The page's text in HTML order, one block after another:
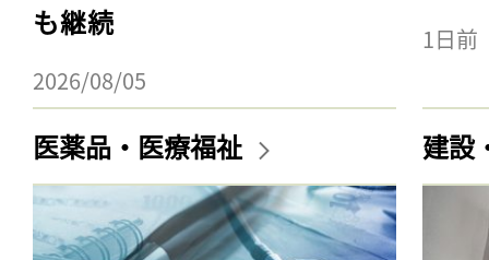
も継続
2026/08/05
1日前
医薬品・医療福祉 建設